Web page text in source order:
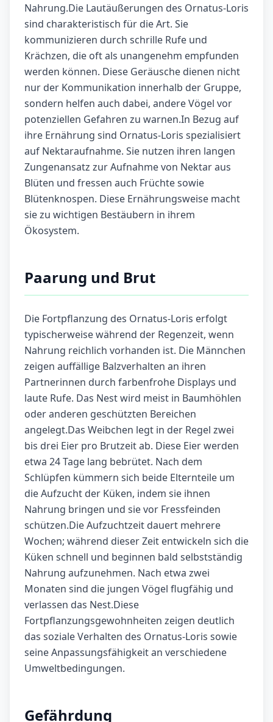
Nahrung.Die Lautäußerungen des Ornatus-Loris
sind charakteristisch für die Art. Sie
kommunizieren durch schrille Rufe und
Krächzen, die oft als unangenehm empfunden
werden können. Diese Geräusche dienen nicht
nur der Kommunikation innerhalb der Gruppe,
sondern helfen auch dabei, andere Vögel vor
potenziellen Gefahren zu warnen.In Bezug auf
ihre Ernährung sind Ornatus-Loris spezialisiert
auf Nektaraufnahme. Sie nutzen ihren langen
Zungenansatz zur Aufnahme von Nektar aus
Blüten und fressen auch Früchte sowie
Blütenknospen. Diese Ernährungsweise macht
sie zu wichtigen Bestäubern in ihrem
Ökosystem.
Paarung und Brut
Die Fortpflanzung des Ornatus-Loris erfolgt
typischerweise während der Regenzeit, wenn
Nahrung reichlich vorhanden ist. Die Männchen
zeigen auffällige Balzverhalten an ihren
Partnerinnen durch farbenfrohe Displays und
laute Rufe. Das Nest wird meist in Baumhöhlen
oder anderen geschützten Bereichen
angelegt.Das Weibchen legt in der Regel zwei
bis drei Eier pro Brutzeit ab. Diese Eier werden
etwa 24 Tage lang bebrütet. Nach dem
Schlüpfen kümmern sich beide Elternteile um
die Aufzucht der Küken, indem sie ihnen
Nahrung bringen und sie vor Fressfeinden
schützen.Die Aufzuchtzeit dauert mehrere
Wochen; während dieser Zeit entwickeln sich die
Küken schnell und beginnen bald selbstständig
Nahrung aufzunehmen. Nach etwa zwei
Monaten sind die jungen Vögel flugfähig und
verlassen das Nest.Diese
Fortpflanzungsgewohnheiten zeigen deutlich
das soziale Verhalten des Ornatus-Loris sowie
seine Anpassungsfähigkeit an verschiedene
Umweltbedingungen.
Gefährdung